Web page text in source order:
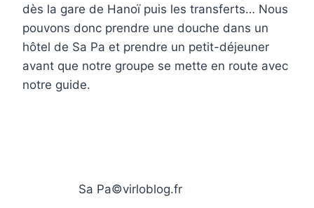
dès la gare de Hanoï puis les transferts… Nous
pouvons donc prendre une douche dans un
hôtel de Sa Pa et prendre un petit-déjeuner
avant que notre groupe se mette en route avec
notre guide.
Sa Pa©virloblog.fr